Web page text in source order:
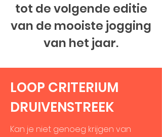
tot de volgende editie
van de mooiste jogging
van het jaar.
LOOP CRITERIUM
DRUIVENSTREEK
Kan je niet genoeg krijgen van